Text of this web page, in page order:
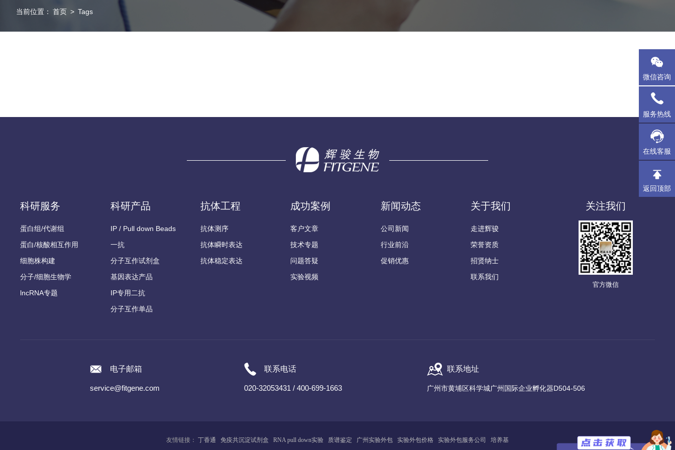
当前位置： 首页 > Tags
科研服务
蛋白组/代谢组
蛋白/核酸相互作用
细胞株构建
分子/细胞生物学
lncRNA专题
科研产品
IP / Pull down Beads
一抗
分子互作试剂盒
基因表达产品
IP专用二抗
分子互作单品
抗体工程
抗体测序
抗体瞬时表达
抗体稳定表达
成功案例
客户文章
技术专题
问题答疑
实验视频
新闻动态
公司新闻
行业前沿
促销优惠
关于我们
走进辉骏
荣誉资质
招贤纳士
联系我们
关注我们
官方微信
电子邮箱
service@fitgene.com
联系电话
020-32053431 / 400-699-1663
联系地址
广州市黄埔区科学城广州国际企业孵化器D504-506
友情链接： 丁香通 免疫共沉淀试剂盒 RNA pull down实验 质谱鉴定 广州 实验外包 实验外包价格 实验外包服务公司 培养基
微信咨询
服务热线
在线客服
返回顶部